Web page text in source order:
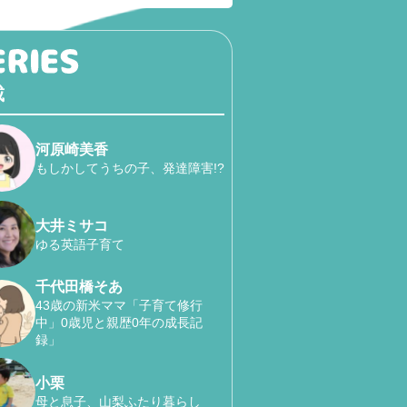
河原崎美香
もしかしてうちの子、発達障害!?
大井ミサコ
ゆる英語子育て
千代田橋そあ
43歳の新米ママ「子育て修行
中」0歳児と親歴0年の成長記
録」
小栗
母と息子、山梨ふたり暮らし